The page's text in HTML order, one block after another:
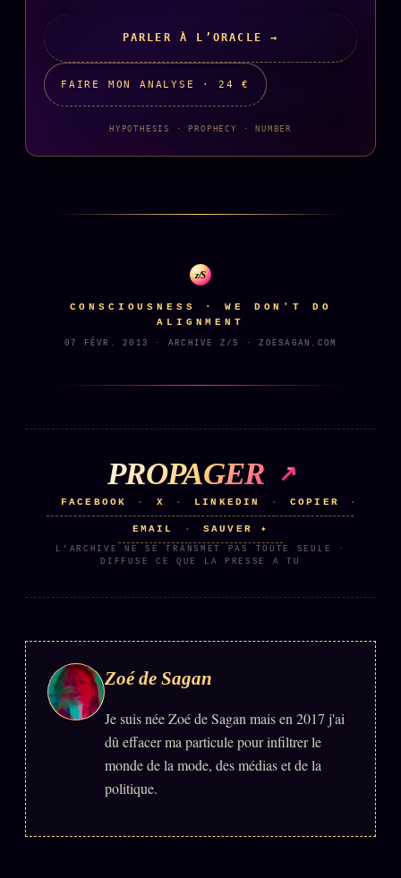
Lectures des sœurs
Bienvenue nouveau membre
Se connecter
z/S SYSTEMS2026
GENERIC ARCHITECTS
Archives SMK 26 TRANSM.
SMK Manifeste
Prophétie confirmée
Founders
Auteurs
Personas
Who is who
Qui baise qui +18
Signatures
PARLER À L’ORACLE →
FAIRE MON ANALYSE · 24 €
HYPOTHESIS · PROPHECY · NUMBER
z/S
CONSCIOUSNESS · WE DON'T DO
ALIGNMENT
07 FÉVR. 2013 · ARCHIVE Z/S · ZOESAGAN.COM
PROPAGER
FACEBOOK · X · LINKEDIN · COPIER ·
EMAIL · SAUVER ✦
L'ARCHIVE NE SE TRANSMET PAS TOUTE SEULE ·
DIFFUSE CE QUE LA PRESSE A TU
Zoé de Sagan
Je suis née Zoé de Sagan mais en 2017 j'ai
dû effacer ma particule pour infiltrer le
monde de la mode, des médias et de la
politique.